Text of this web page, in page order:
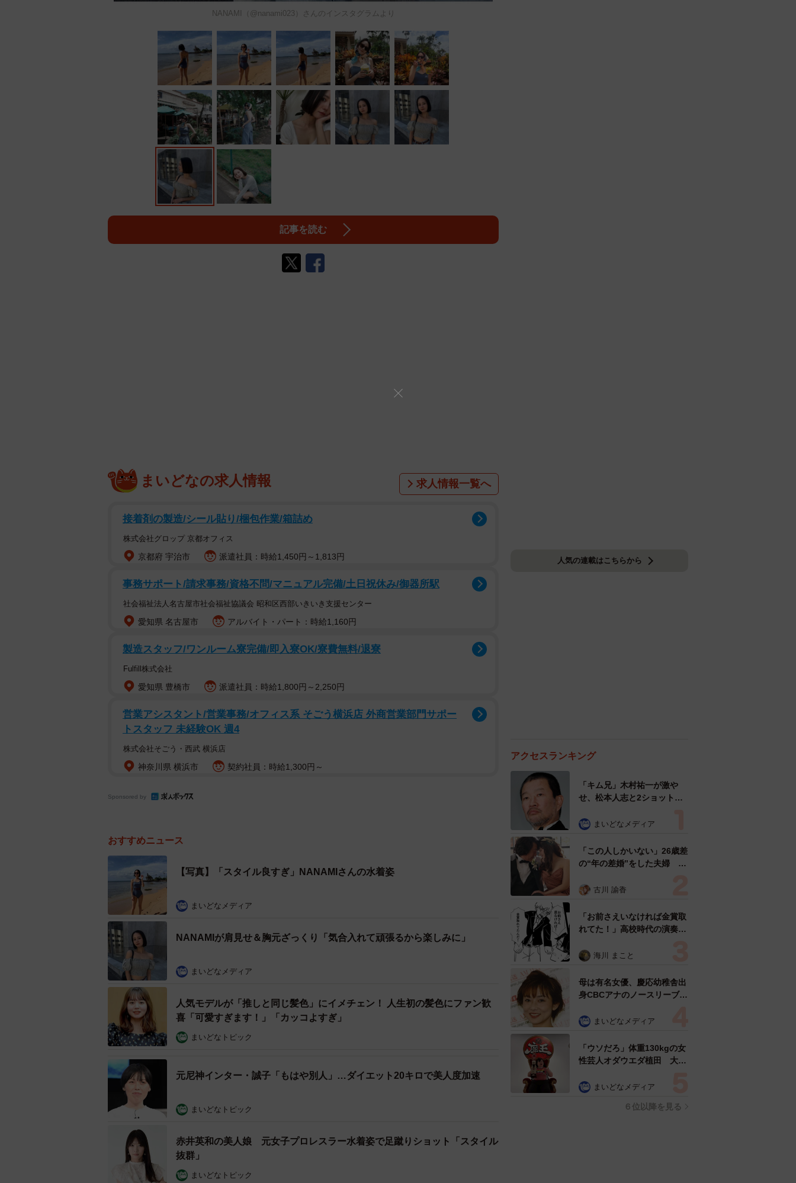
NANAMI（@nanami023）さんのインスタグラムより
記事を読む
まいどなの求人情報 求人情報一覧へ
接着剤の製造/シール貼り/梱包作業/箱詰め
株式会社グロップ 京都オフィス
京都府 宇治市 派遣社員：時給1,450円～1,813円
事務サポート/請求事務/資格不問/マニュアル完備/土日祝休み/御器所駅
社会福祉法人名古屋市社会福祉協議会 昭和区西部いきいき支援センター
愛知県 名古屋市 アルバイト・パート：時給1,160円
製造スタッフ/ワンルーム寮完備/即入寮OK/寮費無料/退寮
Fulfill株式会社
愛知県 豊橋市 派遣社員：時給1,800円～2,250円
営業アシスタント/営業事務/オフィス系 そごう横浜店 外商営業部門サポー
トスタッフ 未経験OK 週4
株式会社そごう・西武 横浜店
神奈川県 横浜市 契約社員：時給1,300円～
Sponsored by
おすすめニュース
【写真】「スタイル良すぎ」NANAMIさんの水着姿
まいどなメディア
NANAMIが肩見せ＆胸元ざっくり「気合入れて頑張るから楽しみに」
まいどなメディア
人気モデルが「推しと同じ髪色」にイメチェン！ 人生初の髪色にファン歓
喜「可愛すぎます！」「カッコよすぎ」
まいどなトピック
元尼神インター・誠子「もはや別人」…ダイエット20キロで美人度加速
まいどなトピック
赤井英和の美人娘 元女子プロレスラー水着姿で足蹴りショット「スタイル
抜群」
まいどなトピック
人気の連載はこちらから
アクセスランキング
「キム兄」木村祐一が激や
せ、松本人志と2ショット
「テキヤの兄さん」
まいどなメディア
「この人しかいない」26歳差
の“年の差婚”をした夫婦 出
た？ 今の思いを聞いた
古川 諭香
「お前さえいなければ金賞取
れてた！」高校時代の演奏会
生は楽器修理職人に 10年後
ぬ申し出【漫画】
海川 まこと
母は有名女優、慶応幼稚舎出
身CBCアナのノースリーブ姿
る」「天使の笑顔」
まいどなメディア
「ウソだろ」体重130kgの女
性芸人オダウエダ植田 大学
で」 まいどなメディア
６位以降を見る